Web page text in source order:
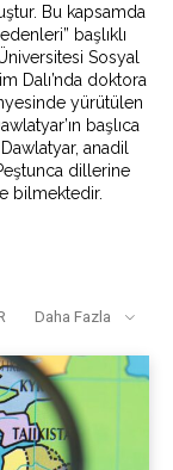
Bu kapsamda
başlıklı
Sosyal
Dalı’nda doktora
yürütülen
başlıca
Dawlatyar, anadil
dillerine
bilmektedir.
Daha Fazla